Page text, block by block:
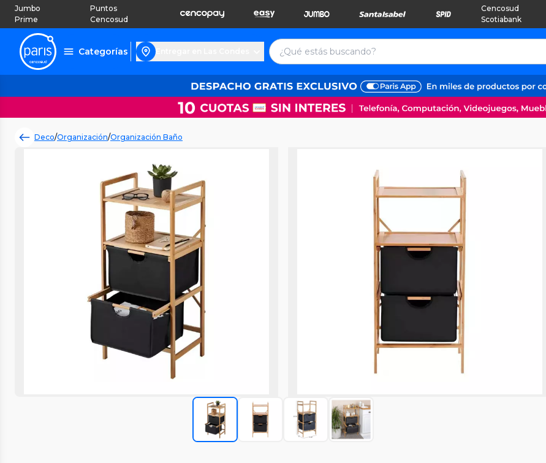
Jumbo
Prime
Puntos
Cencosud
Cencosud
Scotiabank
Categorías
Deco/Organización/Organización Baño